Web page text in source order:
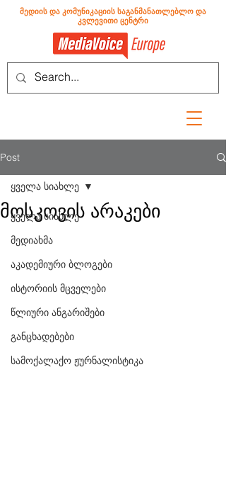
მედიის და კომუნიკაციის საგანმანათლებლო და
კვლევითი ცენტრი
Post
ყველა სიახლე
მედიახმა
აკადემიური ბლოგები
ისტორიის მცველები
წლიური ანგარიშები
განცხადებები
სამოქალაქო ჟურნალისტიკა
ყველა სიახლე
მოსკოვის არაკები